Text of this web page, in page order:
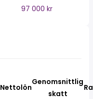
97 000 kr
Nettolön
Genomsnittlig
skatt